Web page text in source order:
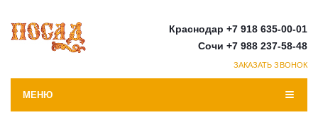
Краснодар +7 918 635-00-01
Сочи +7 988 237-58-48
ЗАКАЗАТЬ ЗВОНОК
МЕНЮ